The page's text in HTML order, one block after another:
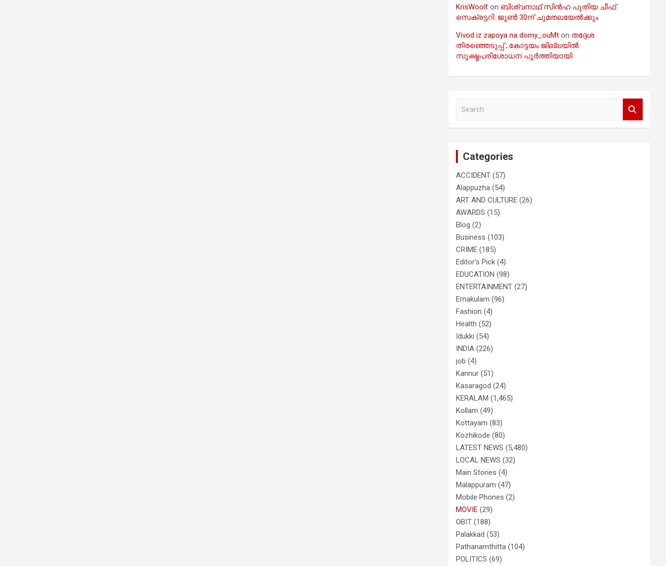
KrisWoolf on ബിശ്വനാഥ് സിൻഹ പുതിയ ചീഫ്
സെക്രട്ടറി: ജൂൺ 30ന് ചുമതലയേൽക്കും
Vivod iz zapoya na domy_ouMt on തദ്ദേശ
തിരഞ്ഞെടുപ്പ് ;.കോട്ടയം ജില്ലയിൽ
സൂക്ഷ്മപരിശോധന പൂർത്തിയായി
Categories
ACCIDENT (57)
Alappuzha (54)
ART AND CULTURE (26)
AWARDS (15)
Blog (2)
Business (103)
CRIME (185)
Editor's Pick (4)
EDUCATION (98)
ENTERTAINMENT (27)
Ernakulam (96)
Fashion (4)
Health (52)
Idukki (54)
INDIA (226)
job (4)
Kannur (51)
Kasaragod (24)
KERALAM (1,465)
Kollam (49)
Kottayam (83)
Kozhikode (80)
LATEST NEWS (5,480)
LOCAL NEWS (32)
Main Stories (4)
Malappuram (47)
Mobile Phones (2)
MOVIE (29)
OBIT (188)
Palakkad (53)
Pathanamthitta (104)
POLITICS (69)